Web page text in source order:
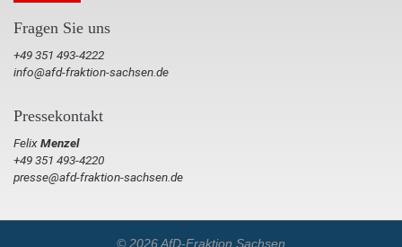
Fragen Sie uns
+49 351 493-4222
info@afd-fraktion-sachsen.de
Pressekontakt
FelixMenzel
+49 351 493-4220
presse@afd-fraktion-sachsen.de
© 2026 AfD-Fraktion Sachsen